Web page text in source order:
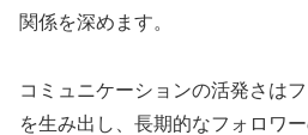
関係を深めます。
コミュニケーションの活発さは
を生み出し、長期的なフォロワ